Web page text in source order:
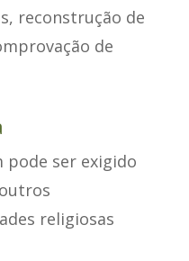
, reconstrução de
de
pode ser exigido
religiosas